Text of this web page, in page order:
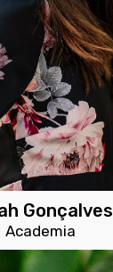
Gonçalves
Academia